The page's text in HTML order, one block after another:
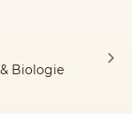
Biologie